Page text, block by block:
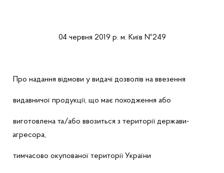
04 червня 2019 р. м. Київ №249
Про надання відмови у видачі дозволів на ввезення
видавничої продукції, що має походження або
виготовлена та/або ввозиться з території держави-
агресора,
тимчасово окупованої території України